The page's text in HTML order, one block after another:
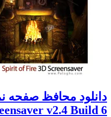
دانلود محافظ صفحه
v2.4 Build 6